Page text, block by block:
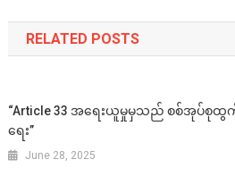
RELATED POSTS
“Article 33 အရေးယူမှုမှသည် စစ်အုပ်စုထွ
ရေး”
June 28, 2025